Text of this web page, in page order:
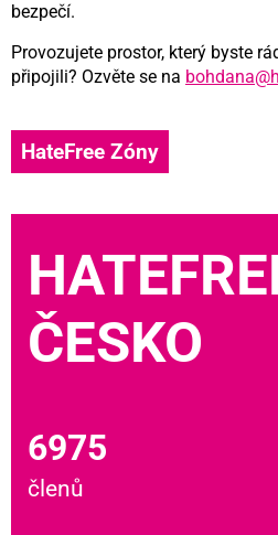
bezpečí.
Provozujete prostor, který byste
připojili? Ozvěte se na
HateFree Zóny
ČESKO
6975
členů